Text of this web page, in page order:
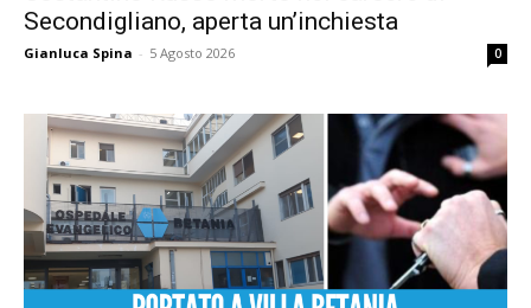
Secondigliano, aperta un’inchiesta
Gianluca Spina - 5 Agosto 2026 0